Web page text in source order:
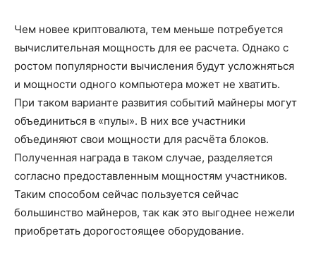
Чем новее криптовалюта, тем меньше потребуется
вычислительная мощность для ее расчета. Однако с
ростом популярности вычисления будут усложняться
и мощности одного компьютера может не хватить.
При таком варианте развития событий майнеры могут
объединиться в «пулы». В них все участники
объединяют свои мощности для расчёта блоков.
Полученная награда в таком случае, разделяется
согласно предоставленным мощностям участников.
Таким способом сейчас пользуется сейчас
большинство майнеров, так как это выгоднее нежели
приобретать дорогостоящее оборудование.